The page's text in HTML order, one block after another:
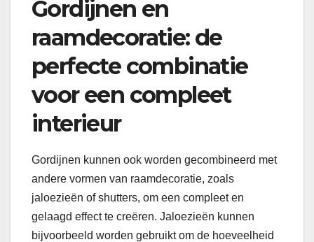
Gordijnen en
raamdecoratie: de
perfecte combinatie
voor een compleet
interieur
Gordijnen kunnen ook worden gecombineerd met
andere vormen van raamdecoratie, zoals
jaloezieën of shutters, om een compleet en
gelaagd effect te creëren. Jaloezieën kunnen
bijvoorbeeld worden gebruikt om de hoeveelheid